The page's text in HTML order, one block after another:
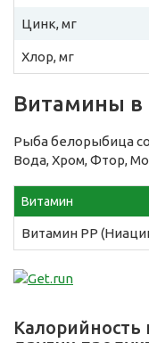
Цинк, мг
Хлор, мг
Витамины в
Рыба белорыбица
Вода, Хром, Фтор,
Витамин
Витамин PP
Калорийность